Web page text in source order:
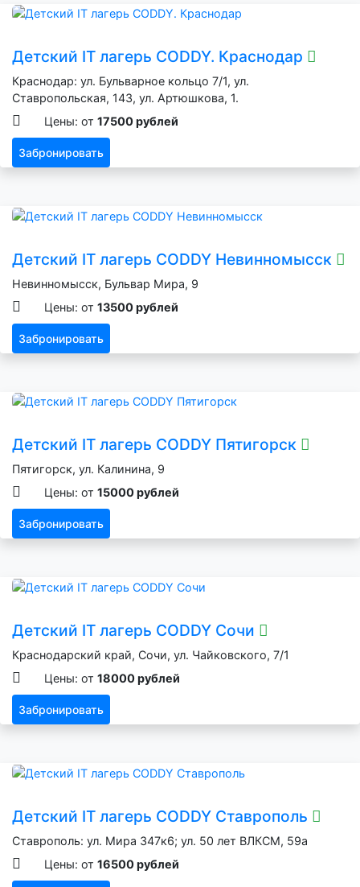
Детский IT лагерь CODDY. Краснодар
Краснодар: ул. Бульварное кольцо 7/1, ул.
Ставропольская, 143, ул. Артюшкова, 1.
Цены: от 17500 рублей
Забронировать
Детский IT лагерь CODDY Невинномысск
Невинномысск, Бульвар Мира, 9
Цены: от 13500 рублей
Забронировать
Детский IT лагерь CODDY Пятигорск
Пятигорск, ул. Калинина, 9
Цены: от 15000 рублей
Забронировать
Детский IT лагерь CODDY Сочи
Краснодарский край, Сочи, ул. Чайковского, 7/1
Цены: от 18000 рублей
Забронировать
Детский IT лагерь CODDY Ставрополь
Ставрополь: ул. Мира 347к6; ул. 50 лет ВЛКСМ, 59а
Цены: от 16500 рублей